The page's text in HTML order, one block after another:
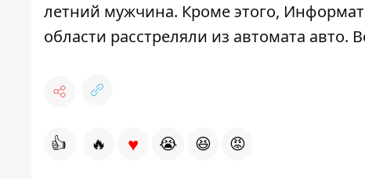
летний мужчина. Кроме этого,
области расстреляли из автомата авто.
👍 🔥 ♥ 😭 😆 😡